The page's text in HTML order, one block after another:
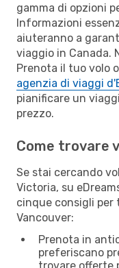
gamma di opzioni
Informazioni
aiuteranno a
viaggio in Canada.
Prenota il tuo volo
agenzia di viaggi
pianificare un
prezzo.
Come trovare
Se stai cercando
Victoria, su
cinque consigli per
Vancouver:
Prenota in
preferiscano